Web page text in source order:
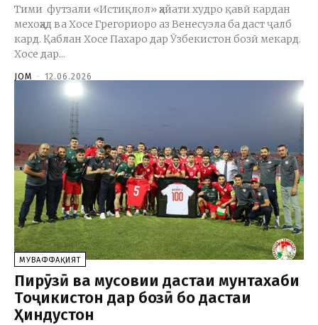
Тими футзали «Истиқлол» ҳайати худро қавӣ кардан
мехоҳад ва Хосе Грегориоро аз Венесуэла ба даст ҷалб
кард. Қаблан Хосе Пахаро дар Ӯзбекистон бозӣ мекард.
Хосе дар...
JOM - 12.06.2026
МУВАФФАҚИЯТ
Пирӯзӣ ва мусовии дастаи мунтахаби
Тоҷикистон дар бозӣ бо дастаи
Ҳиндустон